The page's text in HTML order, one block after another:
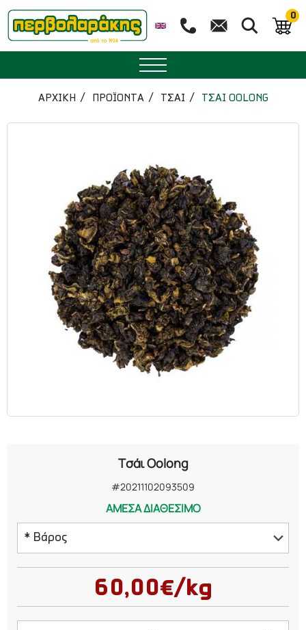
0
ΒΟΤΑΝΑ
ΥΠΕΡΤΡΟΦΕΣ
ΔΙΑΤΡΟΦΗ
ΖΑΧΑΡΟΠΛΑΣΤΙΚΗ
ΑΙΘΕΡΙΑ ΕΛΑΙΑ
ΑΡΧΙΚΉ ΠΡΟΪΟΝΤΑ ΤΣΑΙ ΤΣΑΙ OOLONG
Τσάι Oolong
#20211102093509
ΑΜΕΣΑ ΔΙΑΘΕΣΙΜΟ
* Βάρος
50 γραμμάρια
75 γραμμάρια60,00€/kg